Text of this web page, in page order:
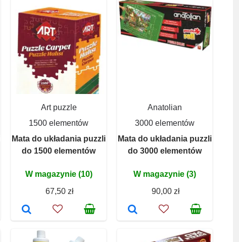
Art puzzle
1500 elementów
Mata do układania puzzli
do 1500 elementów
W magazynie (10)
67,50 zł
Anatolian
3000 elementów
Mata do układania puzzli
do 3000 elementów
W magazynie (3)
90,00 zł